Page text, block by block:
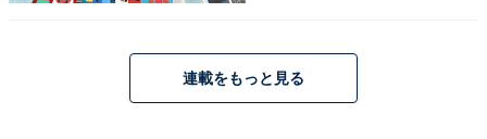
Amazonのセール商品から売れ筋ランキングまで、毎日のお買いも
のがもっと楽しく、もっとお得になる情報をお届け。編集部員によ
る独自レビューなど、ここでしか手に入らない情報も満載です。
連載をもっと見る